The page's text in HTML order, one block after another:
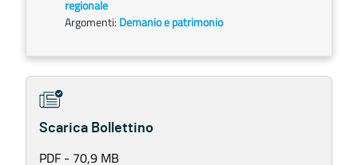
regionale
Argomenti: Demanio e patrimonio
Scarica Bollettino
PDF - 70,9 MB